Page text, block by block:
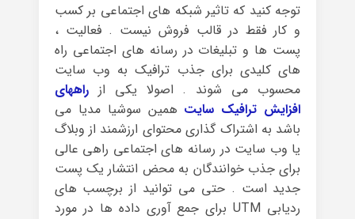
توجه کنید که تاثیر شبکه های اجتماعی بر کسب
و کار فقط در قالب فروش نیست . فعالیت ،
پست ها و تبلیغات در رسانه های اجتماعی راه
های کلیدی برای جذب ترافیک به وب سایت
محسوب می شوند . اصولا یکی ازراههای
افزایش ترافیک سایت همین سوشیا مدیا می
باشد به اشتراک گذاری محتوای ارزشمند از وبلاگ
یا وب سایت در رسانه های اجتماعی راهی عالی
برای جذب خوانندگان به محض انتشار یک پست
جدید است . حتی می توانید از برچسب های
ردیابی UTM برای جمع آوری داده ها در مورد